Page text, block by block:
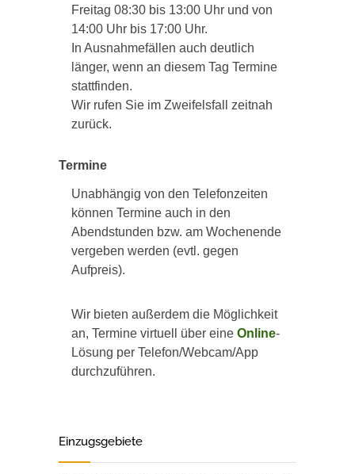
Freitag 08:30 bis 13:00 Uhr und von
14:00 Uhr bis 17:00 Uhr.
In Ausnahmefällen auch deutlich
länger, wenn an diesem Tag Termine
stattfinden.
Wir rufen Sie im Zweifelsfall zeitnah
zurück.
Termine
Unabhängig von den Telefonzeiten
können Termine auch in den
Abendstunden bzw. am Wochenende
vergeben werden (evtl. gegen
Aufpreis).
Wir bieten außerdem die Möglichkeit
an, Termine virtuell über eine Online-
Lösung per Telefon/Webcam/App
durchzuführen.
Einzugsgebiete